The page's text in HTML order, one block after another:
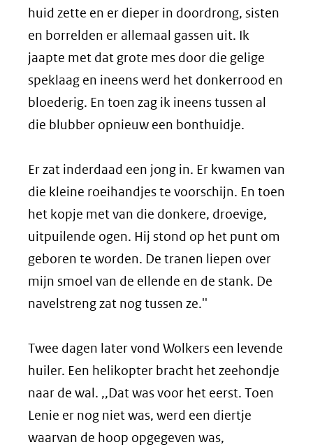
huid zette en er dieper in doordrong, sisten
en borrelden er allemaal gassen uit. Ik
jaapte met dat grote mes door die gelige
speklaag en ineens werd het donkerrood en
bloederig. En toen zag ik ineens tussen al
die blubber opnieuw een bonthuidje.
Er zat inderdaad een jong in. Er kwamen van
die kleine roeihandjes te voorschijn. En toen
het kopje met van die donkere, droevige,
uitpuilende ogen. Hij stond op het punt om
geboren te worden. De tranen liepen over
mijn smoel van de ellende en de stank. De
navelstreng zat nog tussen ze.''
Twee dagen later vond Wolkers een levende
huiler. Een helikopter bracht het zeehondje
naar de wal. ,,Dat was voor het eerst. Toen
Lenie er nog niet was, werd een diertje
waarvan de hoop opgegeven was,